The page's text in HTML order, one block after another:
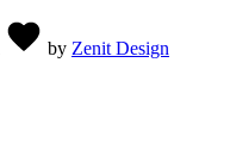
by Zenit Design